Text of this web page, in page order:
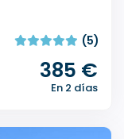
(5)
385 €
En 2 días